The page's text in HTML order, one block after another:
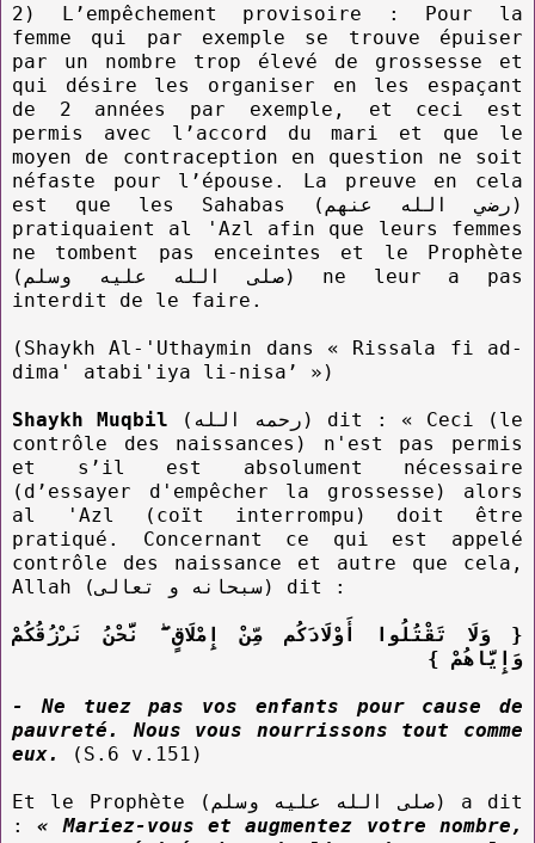
2) L’empêchement provisoire : Pour la
femme qui par exemple se trouve épuiser
par un nombre trop élevé de grossesse et
qui désire les organiser en les espaçant
de 2 années par exemple, et ceci est
permis avec l’accord du mari et que le
moyen de contraception en question ne soit
néfaste pour l’épouse. La preuve en cela
est que les Sahabas (رضي الله عنهم)
pratiquaient al 'Azl afin que leurs femmes
ne tombent pas enceintes et le Prophète
(صلى الله عليه وسلم) ne leur a pas
interdit de le faire.
(Shaykh Al-'Uthaymin dans « Rissala fi ad-
dima' atabi'iya li-nisa’ »)
Shaykh Muqbil (رحمه الله) dit : « Ceci (le
contrôle des naissances) n'est pas permis
et s’il est absolument nécessaire
(d’essayer d'empêcher la grossesse) alors
al 'Azl (coït interrompu) doit être
pratiqué. Concernant ce qui est appelé
contrôle des naissance et autre que cela,
Allah (سبحانه و تعالى) dit :
{ وَلَا تَقْتُلُوا أَوْلَادَكُم مِّنْ إِمْلَاقٍ ۖ نَّحْنُ نَرْزُقُكُمْ
وَإِيَّاهُمْ }
- Ne tuez pas vos enfants pour cause de
pauvreté. Nous vous nourrissons tout comme
eux.
(S.6 v.151)
Et le Prophète (صلى الله عليه وسلم) a dit
:« Mariez-vous et augmentez votre nombre,